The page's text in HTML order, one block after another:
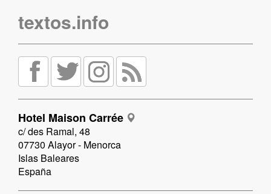
textos.info
Hotel Maison Carrée
c/ des Ramal, 48
07730 Alayor - Menorca
Islas Baleares
España